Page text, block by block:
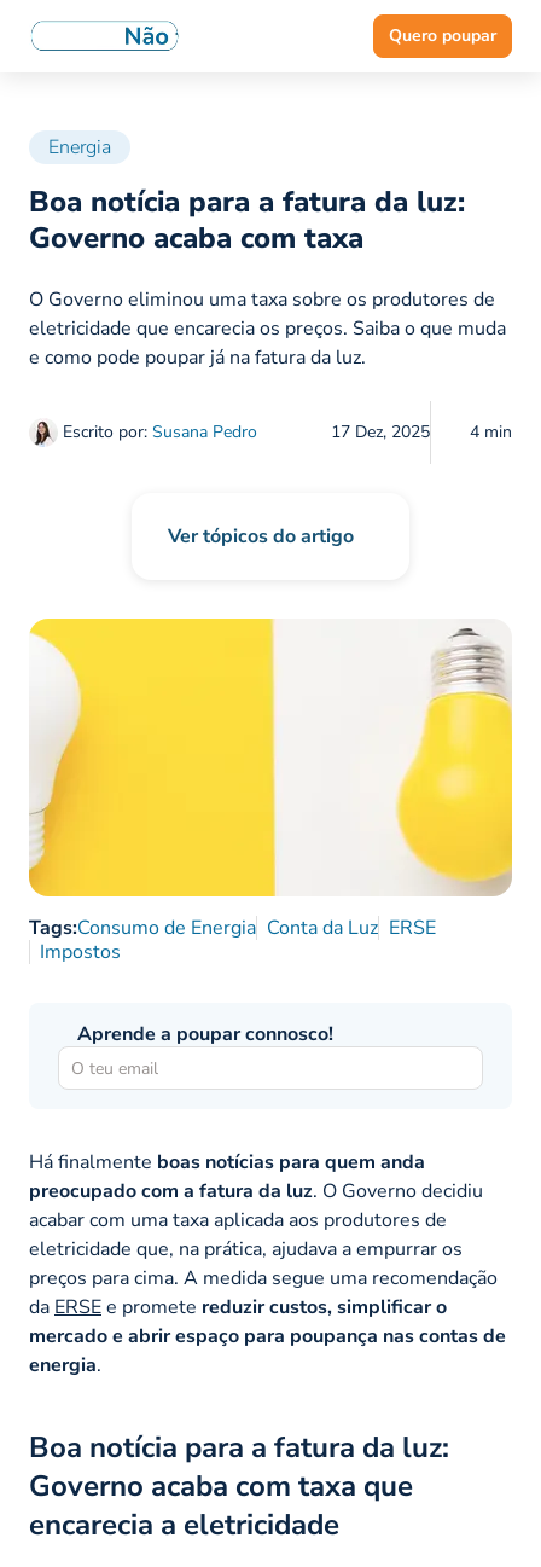
Quero poupar
Energia
Boa notícia para a fatura da luz:
Governo acaba com taxa
Escrito por: Susana Pedro 17 Dez, 2025 4 min
O Governo eliminou uma taxa sobre os produtores de
eletricidade que encarecia os preços. Saiba o que muda
e como pode poupar já na fatura da luz.
Ver tópicos do artigo
Tags:Consumo de Energia Conta da Luz ERSE
Impostos
Aprende a poupar connosco!
Há finalmente boas notícias para quem anda
preocupado com a fatura da luz. O Governo decidiu
acabar com uma taxa aplicada aos produtores de
eletricidade que, na prática, ajudava a empurrar os
preços para cima. A medida segue uma recomendação
da ERSEe promete reduzir custos, simplificar o
mercado e abrir espaço para poupança nas contas de
energia.
Boa notícia para a fatura da luz:
Governo acaba com taxa que
encarecia a eletricidade